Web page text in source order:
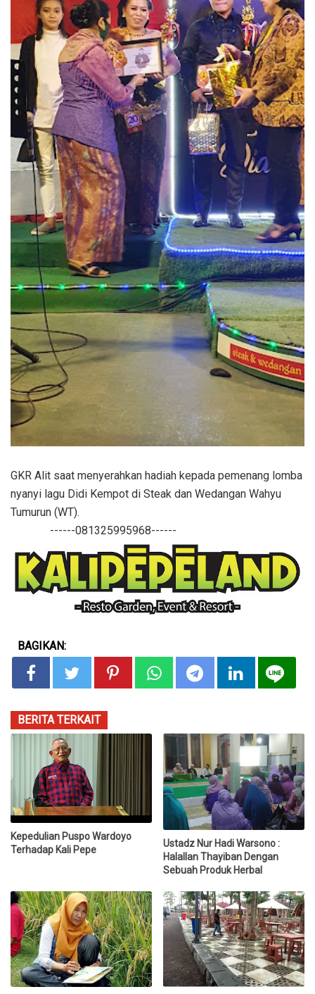
GKR Alit saat menyerahkan hadiah kepada pemenang lomba
nyanyi lagu Didi Kempot di Steak dan Wedangan Wahyu
Tumurun (WT).
------081325995968------
BAGIKAN:
BERITA TERKAIT
Kepedulian Puspo Wardoyo
Terhadap Kali Pepe
Ustadz Nur Hadi Warsono :
Halallan Thayiban Dengan
Sebuah Produk Herbal